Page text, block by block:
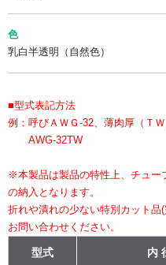
色
乳白半透明（自然色）
■型式表記方法
例：呼びＡＷＧ-32、薄肉厚（Ｔ
AWG-32TW
※本製品は製品の特性上、チュー
の納入となります。
折れや潰れの少ない特別カット
お問い合わせください。
型式 内